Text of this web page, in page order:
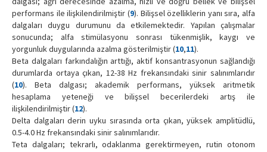
performans ile ilişkilendirilmiştir (9). Bilişsel özelliklerin yanı sıra, alfa
dalgaları duygu durumunu da etkilemektedir. Yapılan çalışmalar
sonucunda; alfa stimülasyonu sonrası tükenmişlik, kaygı ve
yorgunluk duygularında azalma gösterilmiştir (10,11).
Beta dalgaları farkındalığın arttığı, aktif konsantrasyonun sağlandığı
durumlarda ortaya çıkan, 12-38 Hz frekansındaki sinir salınımlarıdır
(10). Beta dalgası; akademik performans, yüksek aritmetik
hesaplama yeteneği ve bilişsel becerilerdeki artış ile
ilişkilendirilmiştir (12).
Delta dalgaları derin uyku sırasında orta çıkan, yüksek amplitüdlü,
0.5-4.0 Hz frekansındaki sinir salınımlarıdır.
Teta dalgaları; tekrarlı, odaklanma gerektirmeyen, rutin otonom